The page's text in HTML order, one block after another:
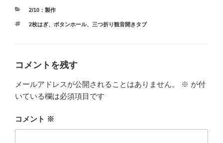
カ
ゴ
2/10：製作
タ
2枚はぎ、 ボタンホール、 三つ折り観音開きタブ
コメントを残す
メールアドレスが公開されることはありません。 ※ が付
いている欄は必須項目です
コメント ※